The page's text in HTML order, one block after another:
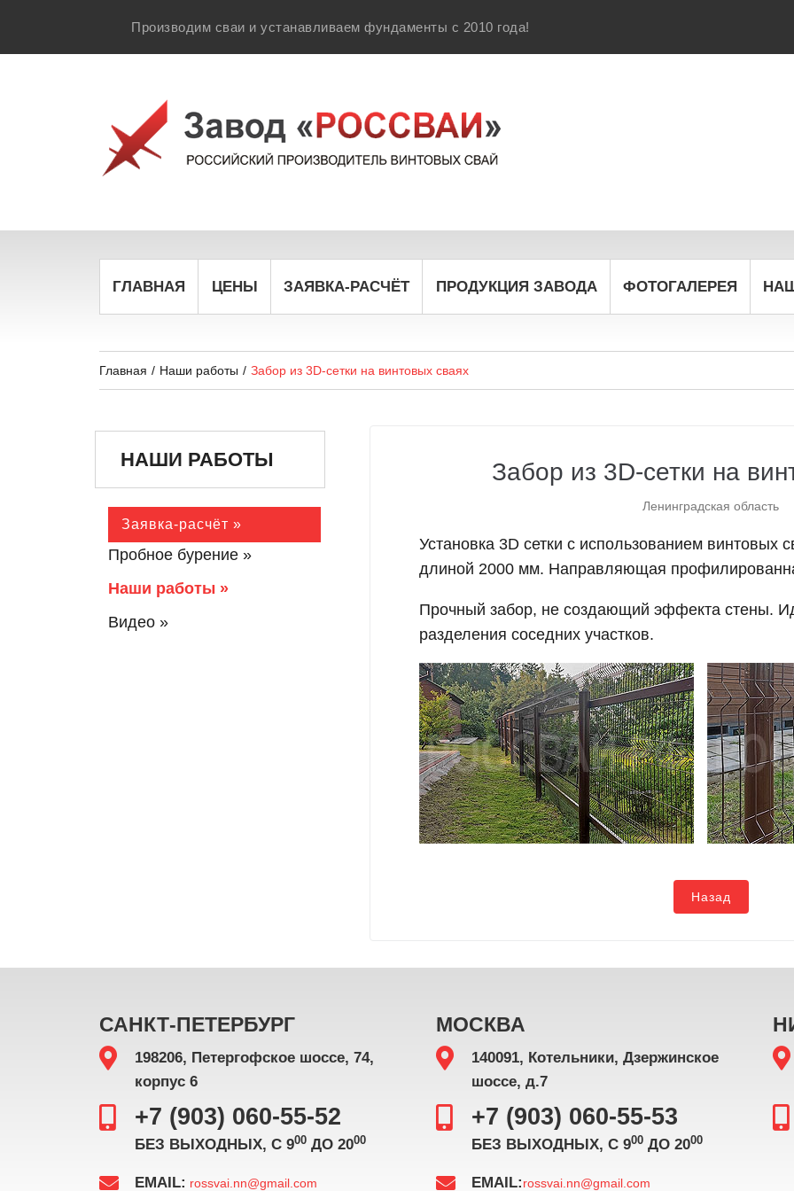
Производим сваи и устанавливаем фундаменты с 2010 года!
ГЛАВНАЯ ЦЕНЫ ЗАЯВКА-РАСЧЁТ ПРОДУКЦИЯ ЗАВОДА ФОТОГАЛЕРЕЯ
Главная / Наши работы / Забор из 3D-сетки на винтовых сваях
НАШИ РАБОТЫ
Заявка-расчёт »
Пробное бурение »
Наши работы »
Видео »
Забор из 3D-сетки на
Ленинградская область
Установка 3D сетки с использованием винтовых
длиной 2000 мм. Направляющая
Прочный забор, не создающий эффекта стены.
разделения соседних участков.
Назад
САНКТ-ПЕТЕРБУРГ
198206, Петергофское шоссе, 74,
корпус 6
+7 (903) 060-55-52
БЕЗ ВЫХОДНЫХ, С 900 ДО 2000
EMAIL: rossvai.nn@gmail.com
МОСКВА
140091, Котельники, Дзержинское
шоссе, д.7
+7 (903) 060-55-53
БЕЗ ВЫХОДНЫХ, С 900ДО 2000
EMAIL:rossvai.nn@gmail.com